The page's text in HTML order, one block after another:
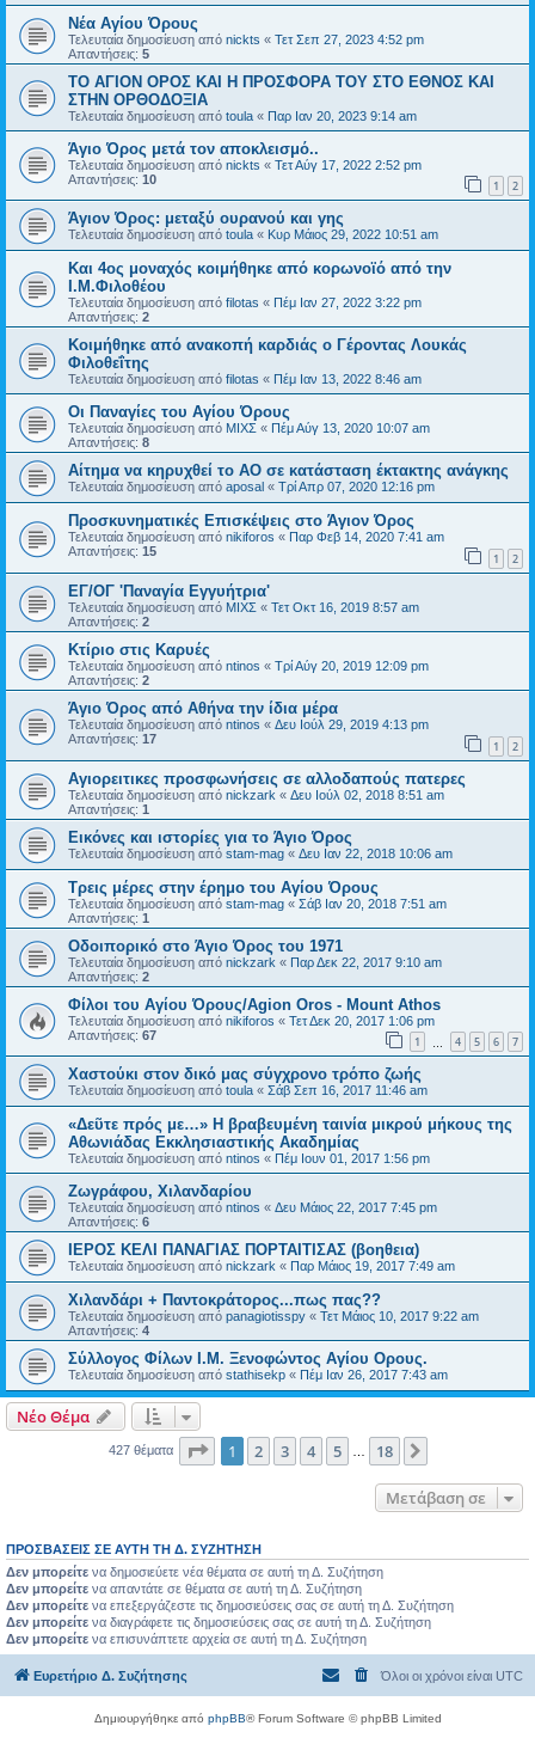
Νέα Αγίου Όρους
Τελευταία δημοσίευση από nickts « Τετ Σεπ 27, 2023 4:52 pm
Απαντήσεις: 5
ΤΟ ΑΓΙΟΝ ΟΡΟΣ ΚΑΙ H ΠΡΟΣΦΟΡΑ ΤΟΥ ΣΤΟ ΕΘΝΟΣ ΚΑΙ
ΣΤΗΝ ΟΡΘΟΔΟΞΙΑ
Τελευταία δημοσίευση από toula « Παρ Ιαν 20, 2023 9:14 am
Άγιο Όρος μετά τον αποκλεισμό..
Τελευταία δημοσίευση από nickts « Τετ Αύγ 17, 2022 2:52 pm
Απαντήσεις: 10 1 2
Άγιον Όρος: μεταξύ ουρανού και γης
Τελευταία δημοσίευση από toula « Κυρ Μάιος 29, 2022 10:51 am
Και 4ος μοναχός κοιμήθηκε από κορωνοϊό από την
Ι.Μ.Φιλοθέου
Τελευταία δημοσίευση από filotas « Πέμ Ιαν 27, 2022 3:22 pm
Απαντήσεις: 2
Κοιμήθηκε από ανακοπή καρδιάς ο Γέροντας Λουκάς
Φιλοθεΐτης
Τελευταία δημοσίευση από filotas « Πέμ Ιαν 13, 2022 8:46 am
Οι Παναγίες του Αγίου Όρους
Τελευταία δημοσίευση από ΜΙΧΣ « Πέμ Αύγ 13, 2020 10:07 am
Απαντήσεις: 8
Αίτημα να κηρυχθεί το ΑΟ σε κατάσταση έκτακτης ανάγκης
Τελευταία δημοσίευση από aposal « Τρί Απρ 07, 2020 12:16 pm
Προσκυνηματικές Επισκέψεις στο Άγιον Όρος
Τελευταία δημοσίευση από nikiforos « Παρ Φεβ 14, 2020 7:41 am
Απαντήσεις: 15 1 2
ΕΓ/ΟΓ 'Παναγία Εγγυήτρια'
Τελευταία δημοσίευση από ΜΙΧΣ « Τετ Οκτ 16, 2019 8:57 am
Απαντήσεις: 2
Κτίριο στις Καρυές
Τελευταία δημοσίευση από ntinos « Τρί Αύγ 20, 2019 12:09 pm
Απαντήσεις: 2
Άγιο Όρος από Αθήνα την ίδια μέρα
Τελευταία δημοσίευση από ntinos « Δευ Ιούλ 29, 2019 4:13 pm
Απαντήσεις: 17 1 2
Αγιορειτικες προσφωνήσεις σε αλλοδαπούς πατερες
Τελευταία δημοσίευση από nickzark « Δευ Ιούλ 02, 2018 8:51 am
Απαντήσεις: 1
Εικόνες και ιστορίες για το Άγιο Όρος
Τελευταία δημοσίευση από stam-mag « Δευ Ιαν 22, 2018 10:06 am
Τρεις μέρες στην έρημο του Αγίου Όρους
Τελευταία δημοσίευση από stam-mag « Σάβ Ιαν 20, 2018 7:51 am
Απαντήσεις: 1
Οδοιπορικό στο Άγιο Όρος του 1971
Τελευταία δημοσίευση από nickzark « Παρ Δεκ 22, 2017 9:10 am
Απαντήσεις: 2
Φίλοι του Αγίου Όρους/Agion Oros - Mount Athos
Τελευταία δημοσίευση από nikiforos « Τετ Δεκ 20, 2017 1:06 pm
Απαντήσεις: 67 1 4 5 6 7
Χαστούκι στον δικό μας σύγχρονο τρόπο ζωής
Τελευταία δημοσίευση από toula « Σάβ Σεπ 16, 2017 11:46 am
«Δεῦτε πρός με…» Η βραβευμένη ταινία μικρού μήκους της
Αθωνιάδας Εκκλησιαστικής Ακαδημίας
Τελευταία δημοσίευση από ntinos « Πέμ Ιουν 01, 2017 1:56 pm
Ζωγράφου, Χιλανδαρίου
Τελευταία δημοσίευση από ntinos « Δευ Μάιος 22, 2017 7:45 pm
Απαντήσεις: 6
ΙΕΡΟΣ ΚΕΛΙ ΠΑΝΑΓΙΑΣ ΠΟΡΤΑΙΤΙΣΑΣ (βοηθεια)
Τελευταία δημοσίευση από nickzark « Παρ Μάιος 19, 2017 7:49 am
Χιλανδάρι + Παντοκράτορος...πως πας??
Τελευταία δημοσίευση από panagiotisspy « Τετ Μάιος 10, 2017 9:22 am
Απαντήσεις: 4
Σύλλογος Φίλων Ι.Μ. Ξενοφώντος Αγίου Ορους.
Τελευταία δημοσίευση από stathisekp « Πέμ Ιαν 26, 2017 7:43 am
Νέο Θέμα
427 θέματα Σελίδα από18
1 2 3 4 5 18
Μετάβαση σε
ΠΡΟΣΒΆΣΕΙΣ ΣΕ ΑΥΤΉ ΤΗ Δ. ΣΥΖΉΤΗΣΗ
Δεν μπορείτε να δημοσιεύετε νέα θέματα σε αυτή τη Δ. Συζήτηση
Δεν μπορείτε να απαντάτε σε θέματα σε αυτή τη Δ. Συζήτηση
Δεν μπορείτε να επεξεργάζεστε τις δημοσιεύσεις σας σε αυτή τη Δ. Συζήτηση
Δεν μπορείτε να διαγράφετε τις δημοσιεύσεις σας σε αυτή τη Δ. Συζήτηση
Δεν μπορείτε να επισυνάπτετε αρχεία σε αυτή τη Δ. Συζήτηση
Ευρετήριο Δ. Συζήτησης Όλοι οι χρόνοι είναι UTC
Δημιουργήθηκε από phpBB® Forum Software © phpBB Limited